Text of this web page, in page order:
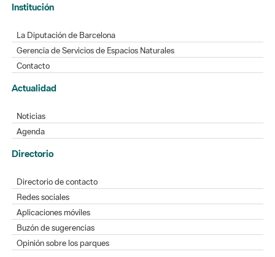
Institución
La Diputación de Barcelona
Gerencia de Servicios de Espacios Naturales
Contacto
Actualidad
Noticias
Agenda
Directorio
Directorio de contacto
Redes sociales
Aplicaciones móviles
Buzón de sugerencias
Opinión sobre los parques